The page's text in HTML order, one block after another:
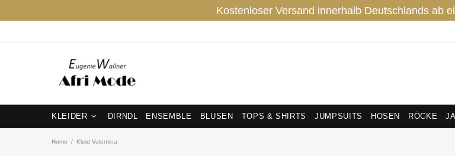
Kostenloser Versand innerhalb Deutschlands ab
KLEIDER DIRNDL ENSEMBLE BLUSEN TOPS & SHIRTS JUMPSUITS HOSEN RÖCKE
Home Kleid Valentina